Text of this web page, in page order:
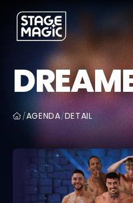
/AGENDA/DETAIL